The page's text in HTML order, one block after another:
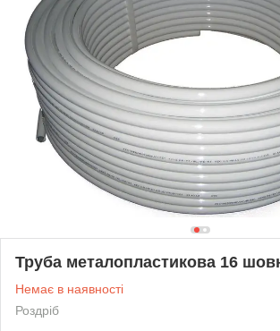
Труба металопластикова 16
Немає в наявності
Роздріб